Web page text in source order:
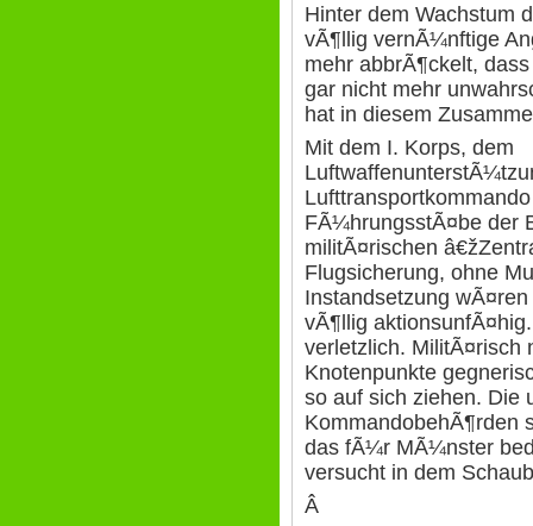
Hinter dem Wachstum
vÃ¶llig vernÃ¼nftige
mehr abbrÃ¶ckelt,
gar nicht mehr
hat in diesem
Mit dem I. Korps, dem
FÃ¼hrungsstÃ¤be der
militÃ¤rischen
Flugsicherung, ohne
Instandsetzung
vÃ¶llig
verletzlich. MilitÃ¤risch
Knotenpunkte
so auf sich ziehen. Die
KommandobehÃ¶rden
das fÃ¼r MÃ¼nster
versucht in dem
Â